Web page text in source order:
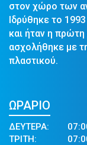
στον χώρο των
Ιδρύθηκε το
και ήταν η πρώτη
ασχολήθηκε με
πλαστικού.
ΩΡΑΡΙΟ
ΔΕΥΤΕΡΑ:
ΤΡΙΤΗ: